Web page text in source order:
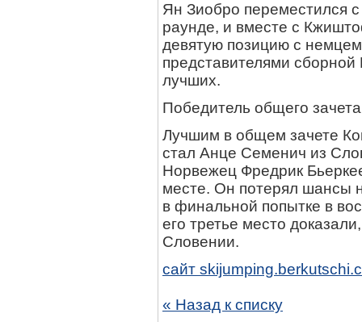
Ян Зиобро переместился
раунде, и вместе с
девятую позицию с
представителями
лучших.
Победитель общего
Лучшим в общем зачете
стал Анце Семенич из
Норвежец Фредрик
месте. Он потерял шансы
в финальной попытке в
его третье место
Словении.
сайт
« Назад к списку